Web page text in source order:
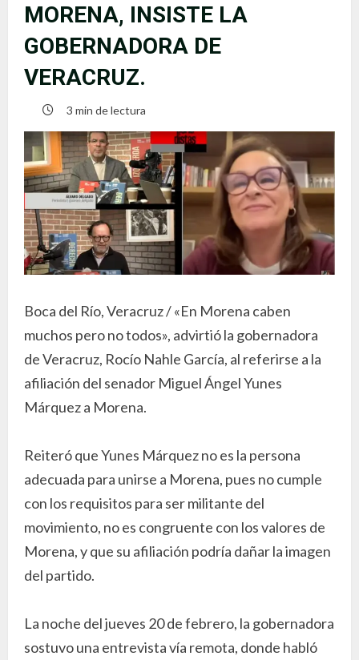
MORENA, INSISTE LA
GOBERNADORA DE
VERACRUZ.
3 min de lectura
Boca del Río, Veracruz / «En Morena caben
muchos pero no todos», advirtió la gobernadora
de Veracruz, Rocío Nahle García, al referirse a la
afiliación del senador Miguel Ángel Yunes
Márquez a Morena.
Reiteró que Yunes Márquez no es la persona
adecuada para unirse a Morena, pues no cumple
con los requisitos para ser militante del
movimiento, no es congruente con los valores de
Morena, y que su afiliación podría dañar la imagen
del partido.
La noche del jueves 20 de febrero, la gobernadora
sostuvo una entrevista vía remota, donde habló